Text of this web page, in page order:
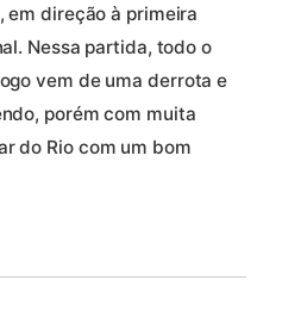
em direção à primeira
Nessa partida, todo o
vem de uma derrota e
porém com muita
do Rio com um bom